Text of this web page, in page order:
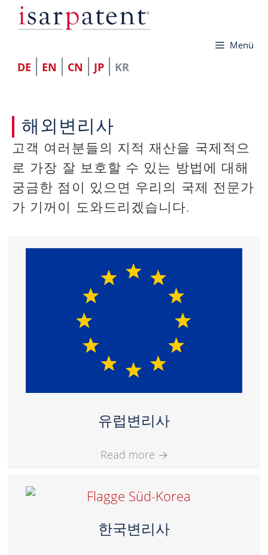
Menü
DE EN CN JP KR
해외변리사
고객 여러분들의 지적 재산을 국제적으
로 가장 잘 보호할 수 있는 방법에 대해
궁금한 점이 있으면 우리의 국제 전문가
가 기꺼이 도와드리겠습니다.
유럽변리사
Read more →
한국변리사